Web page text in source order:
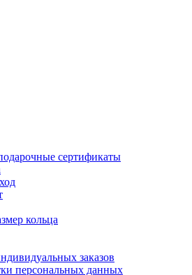
сертификаты
кольца
заказов
персональных данных